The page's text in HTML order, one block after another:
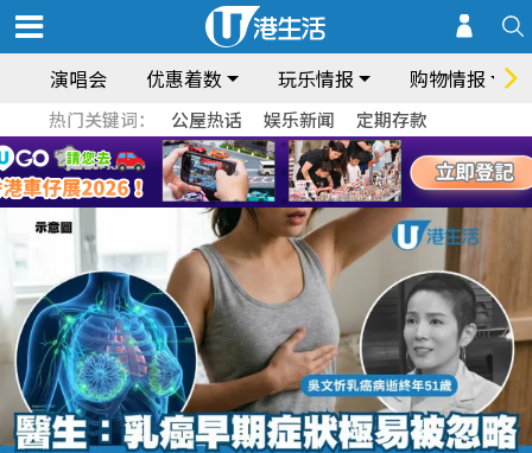
演唱会 优惠着数 玩乐情报 购物情报
热门关键词： 公屋热话 娱乐新闻 定期存款